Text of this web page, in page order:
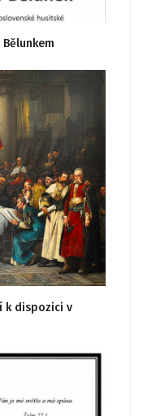
k dispozici v